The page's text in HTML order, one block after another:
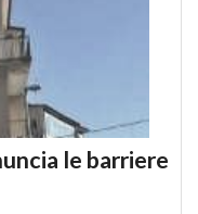
le barriere